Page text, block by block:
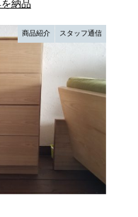
納品
商品紹介 スタッフ通信